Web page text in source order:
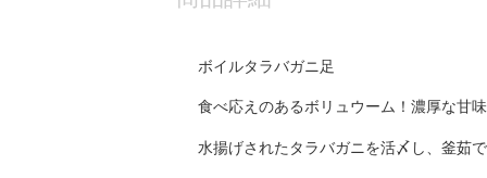
ボイルタラバガニ足
食べ応えのあるボリュウーム！濃厚な甘
水揚げされたタラバガニを活〆し、釜茹